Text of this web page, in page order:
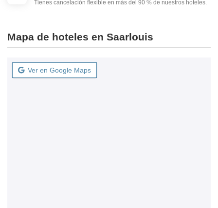
Tienes cancelación flexible en más del 90 % de nuestros hoteles.
Mapa de hoteles en Saarlouis
Ver en Google Maps